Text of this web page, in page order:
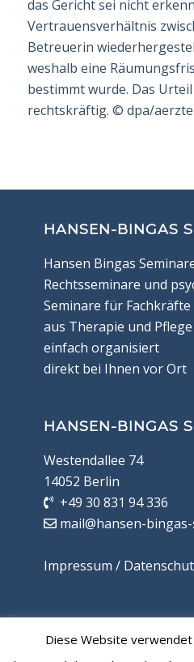
das Gericht sei nicht
Vertrauensverhältnis
Betreuerin
weshalb eine
bestimmt wurde. Das
rechtskräftig. © dpa/
HANSEN-BINGAS
Hansen Bingas
Rechtsseminare und
Seminare für Fachkräfte
aus Therapie und Pflege
einfach organisiert
direkt bei Ihnen vor Ort
HANSEN-BINGAS
Westendallee 74
14052 Berlin
+49 30 831 94 336
mail@hansen-
Impressum /
PARTNERLINKS
Databau
Diese Website verwendet